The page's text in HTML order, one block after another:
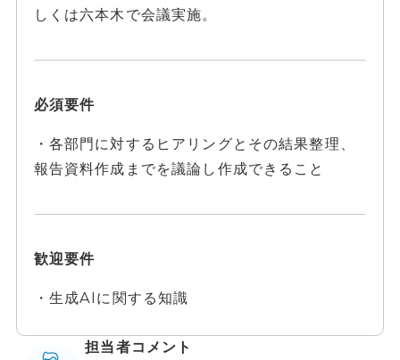
しくは六本木で会議実施。
必須要件
・各部門に対するヒアリングとその結果整理、
報告資料作成までを議論し作成できること
歓迎要件
・生成AIに関する知識
担当者コメント